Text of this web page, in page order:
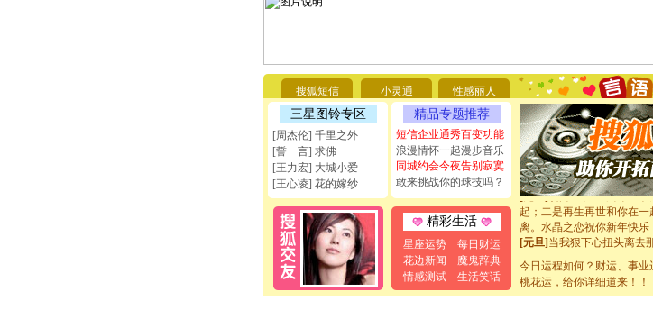
搜狐短信 小灵通 性感丽人
三星图铃专区
[周杰伦] 千里之外
[誓 言] 求佛
[王力宏] 大城小爱
[王心凌] 花的嫁纱
精品专题推荐
短信企业通秀百变功能
浪漫情怀一起漫步音乐
同城约会今夜告别寂寞
敢来挑战你的球技吗？
精彩生活
星座运势
每日财运
花边新闻
魔鬼辞典
情感测试
生活笑话
[圣诞节]不只这样的日子才
能正大光明地骚扰你,告诉
天都要快乐噢!
[圣诞节]奉上一颗祝福的心
如意,快乐,鲜花,一切美好的
[元旦]看到你我会触电；看
断电。爱你是我职业，想你
你是我专业！水晶之恋祝你
[元旦]如果上天让我许三个
起；二是再生再世和你在一
离。水晶之恋祝你新年快乐
[元旦]当我狠下心扭头离去
泣，这痛楚让我明白我多么
卖了。水晶之恋祝你新年快
[春节]风柔雨润好月圆，半
颜！冬去春来似水如烟，
今日运程如何？财运、事业
桃花运，给你详细道来！！